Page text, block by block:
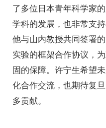
了多位日本青年科学家
学科的发展，也非常支
他与山内教授共同签署
实验的框架合作协议，
固的保障。许宁生希望
化合作交流，也期待复
多贡献。